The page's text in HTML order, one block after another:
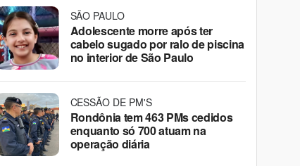
SÃO PAULO
Adolescente morre após ter
cabelo sugado por ralo de piscina
no interior de São Paulo
CESSÃO DE PM'S
Rondônia tem 463 PMs cedidos
enquanto só 700 atuam na
operação diária